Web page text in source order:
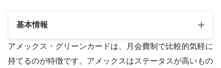
基本情報
月会費 1,100円
アメックス・グリーンカードは、月会費制で比較的気軽に
持てるのが特徴です。アメックスはステータスが高いもの